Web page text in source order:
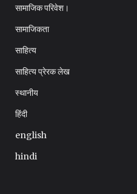
सामाजिक परिवेश।
सामाजिकता
साहित्य
साहित्य प्रेरक लेख
स्थानीय
हिंदी
english
hindi